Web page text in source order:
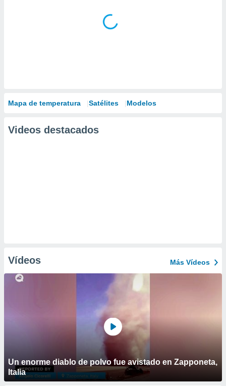
Mapa de temperatura Satélites Modelos
Videos destacados
Vídeos Más Vídeos
Un enorme diablo de polvo fue avistado en Zapponeta,
Italia